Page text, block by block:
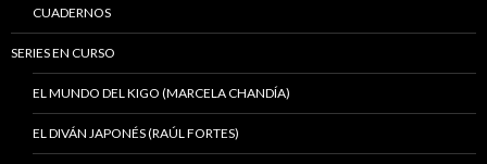
CUADERNOS
SERIES EN CURSO
EL MUNDO DEL KIGO (MARCELA CHANDÍA)
EL DIVÁN JAPONÉS (RAÚL FORTES)